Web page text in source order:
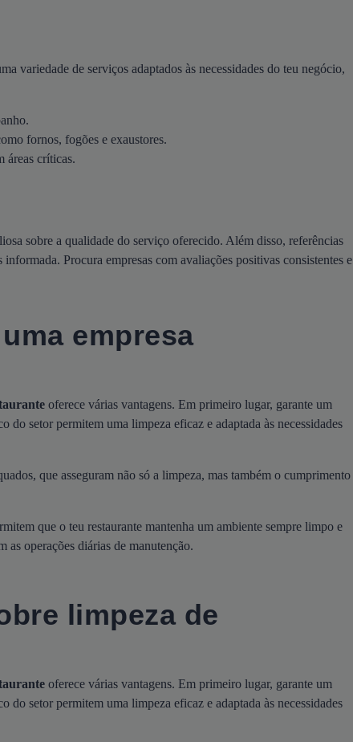
variedade de serviços adaptados às necessidades do teu negócio,
fornos, fogões e exaustores.
áreas críticas.
sobre a qualidade do serviço oferecido. Além disso, referências
Procura empresas com avaliações positivas consistentes e
empresa
oferece várias vantagens. Em primeiro lugar, garante um
setor permitem uma limpeza eficaz e adaptada às necessidades
que asseguram não só a limpeza, mas também o cumprimento
que o teu restaurante mantenha um ambiente sempre limpo e
as operações diárias de manutenção.
limpeza de
oferece várias vantagens. Em primeiro lugar, garante um
setor permitem uma limpeza eficaz e adaptada às necessidades